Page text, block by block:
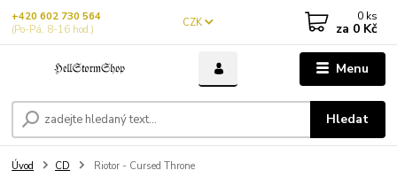
Menu
CZK
Hledat
+420 602 730 564
(Po-Pá, 8-16 hod.)
0 ks
za 0 Kč
Úvod CD Riotor - Cursed Throne